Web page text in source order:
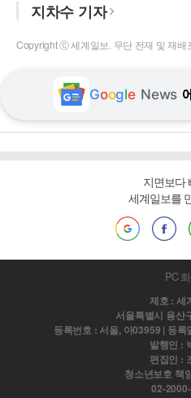
지차수 기자
Copyright ⓒ 세계일보. 무단 전재 및 재배
Google News
지면보다
세계일보를
PC
제호 : 세
서울특별시 용산
등록번호 : 서울, 아03959 | 등
발행인 :
편집인 :
청소년보호 책
02-